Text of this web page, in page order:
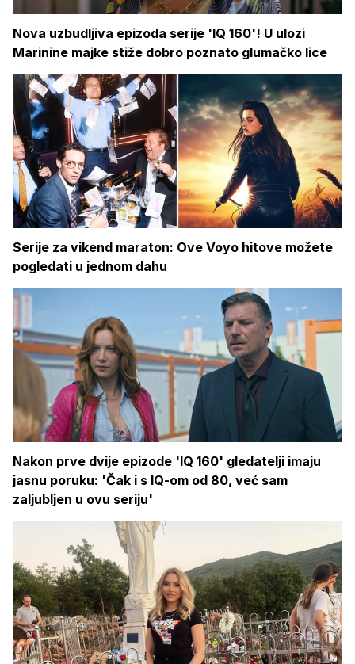
Nova uzbudljiva epizoda serije 'IQ 160'! U ulozi
Marinine majke stiže dobro poznato glumačko lice
Serije za vikend maraton: Ove Voyo hitove možete
pogledati u jednom dahu
Nakon prve dvije epizode 'IQ 160' gledatelji imaju
jasnu poruku: 'Čak i s IQ-om od 80, već sam
zaljubljen u ovu seriju'